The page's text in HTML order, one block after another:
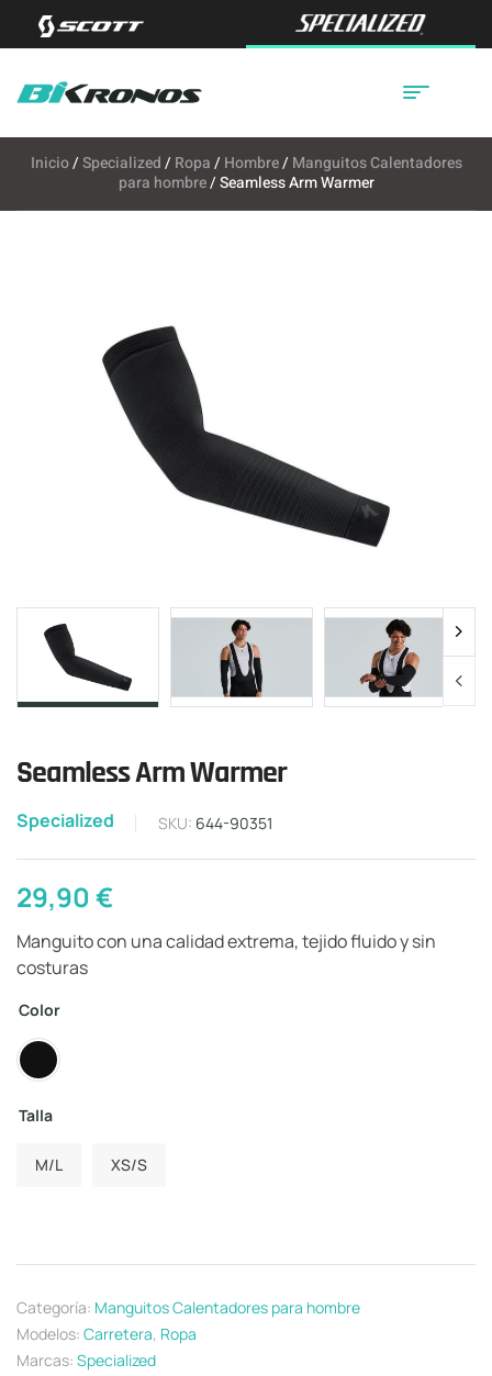
Inicio/Specialized/ Ropa/ Hombre/ Manguitos Calentadores
para hombre/ Seamless Arm Warmer
Seamless Arm Warmer
Specialized SKU: 644-90351
29,90€
Manguito con una calidad extrema, tejido fluido y sin
costuras
Color
Talla
M/L XS/S
Categoría: Manguitos Calentadores para hombre
Modelos: Carretera, Ropa
Marcas: Specialized